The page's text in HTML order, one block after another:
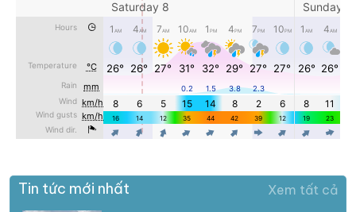
Tin tức mới nhất Xem tất cả